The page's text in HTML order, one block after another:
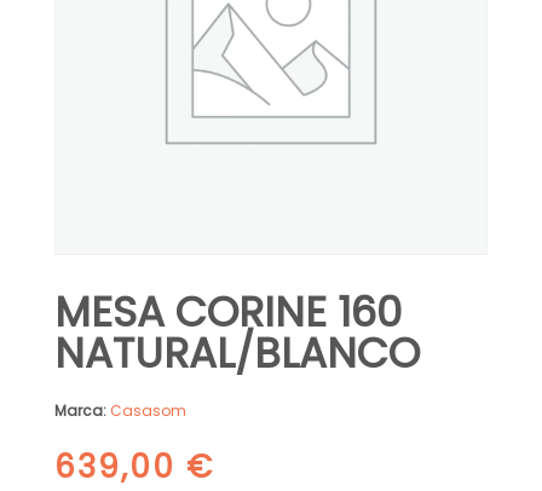
MESA CORINE 160
NATURAL/BLANCO
Marca: Casasom
639,00 €